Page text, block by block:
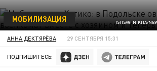
TSITSAGI NIKITA/
МОБИЛИЗАЦИЯ
АННА ДЕКТЯРЁВА 29 СЕНТЯБРЯ 15:31
ПОДПИШИТЕСЬ: